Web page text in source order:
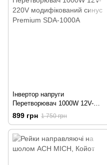
Інвертор напруги
Перетворювач 1000W 12V-
220V модифікований синус
Premium SDA-1000A
899 грн 1 750 грн